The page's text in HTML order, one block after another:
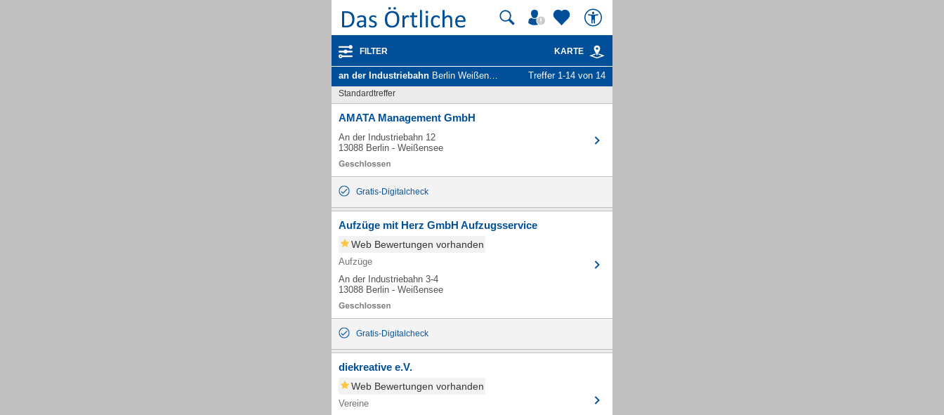
FILTER KARTE
an der Industriebahn Berlin Weißensee - Unternehmen und Personen Treffer 1-14 von 14
Standardtreffer
AMATA Management GmbH
An der Industriebahn 12
13088 Berlin - Weißensee
Gratis-Digitalcheck
Aufzüge mit Herz GmbH Aufzugsservice
Web Bewertungen vorhanden
Aufzüge
An der Industriebahn 3-4
13088 Berlin - Weißensee
Gratis-Digitalcheck
diekreative e.V.
Web Bewertungen vorhanden
Vereine